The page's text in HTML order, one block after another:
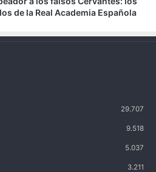
de la Real Academia Española
29.707
9.518
5.037
3.211